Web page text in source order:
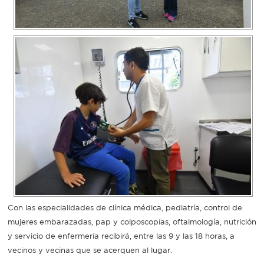
colectivos
SUBE
Con las especialidades de clínica médica, pediatría, control de
mujeres embarazadas, pap y colposcopías, oftalmología, nutrición
y servicio de enfermería recibirá, entre las 9 y las 18 horas, a
vecinos y vecinas que se acerquen al lugar.